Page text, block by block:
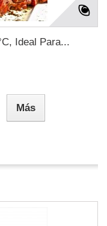
Ideal Para...
Más